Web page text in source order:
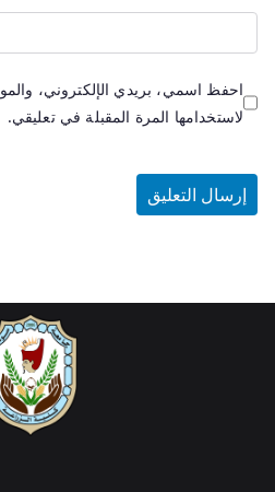
احفظ اسمي، بريدي الإلكتروني،
لاستخدامها المرة المقبلة في تعليقي.